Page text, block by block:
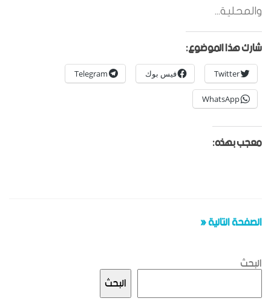
والمحلية...
شارك هذا الموضوع:
Twitter فيس بوك Telegram
WhatsApp
معجب بهذه:
الصفحة التالية «
البحث
البحث